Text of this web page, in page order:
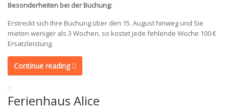
Besonderheiten bei der Buchung:
Erstreckt sich Ihre Buchung über den 15. August hinweg und Sie
mieten weniger als 3 Wochen, so kostet jede fehlende Woche 100 €
Ersatzleistung.
Continue reading
Ferienhaus Alice